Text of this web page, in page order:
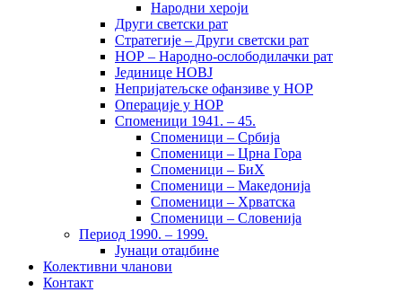
Народни хероји
Други светски рат
Стратегије – Други светски рат
НОР – Народно-ослободилачки рат
Јединице НОВЈ
Непријатељске офанзиве у НОР
Операције у НОР
Споменици 1941. – 45.
Споменици – Србија
Споменици – Црна Гора
Споменици – БиХ
Споменици – Македонија
Споменици – Хрватска
Споменици – Словенија
Период 1990. – 1999.
Јунаци отаџбине
Колективни чланови
Контакт